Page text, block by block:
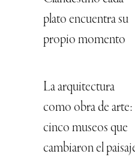
plato encuentra su
propio momento
La arquitectura
como obra de arte:
cinco museos que
cambiaron el